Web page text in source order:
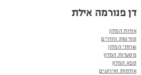
דן פנורמה אילת
אודות המלון
סוויטות וחדרים
שרותי המלון
מסעדות המלון
ספא המלון
אולמות ואירועים